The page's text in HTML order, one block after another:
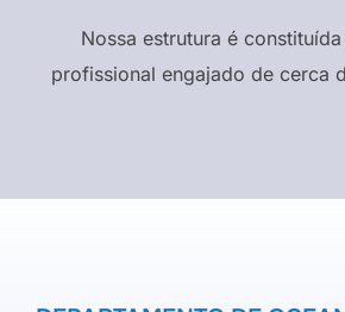
Nossa estrutura é
profissional engajado de cerca